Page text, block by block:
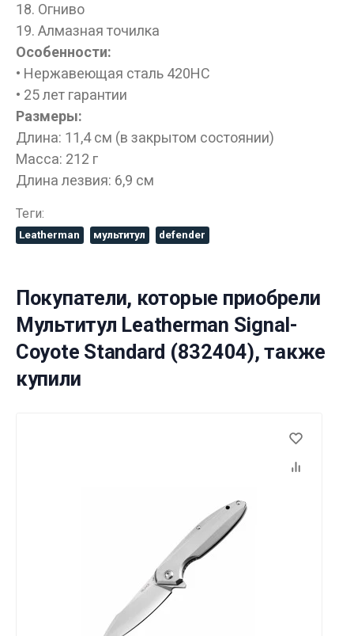
18. Огниво
19. Алмазная точилка
Особенности:
• Нержавеющая сталь 420HC
• 25 лет гарантии
Размеры:
Длина: 11,4 см (в закрытом состоянии)
Масса: 212 г
Длина лезвия: 6,9 см
Теги:
Leatherman мультитул defender
Покупатели, которые приобрели
Мультитул Leatherman Signal-
Coyote Standard (832404), также
купили
ДА